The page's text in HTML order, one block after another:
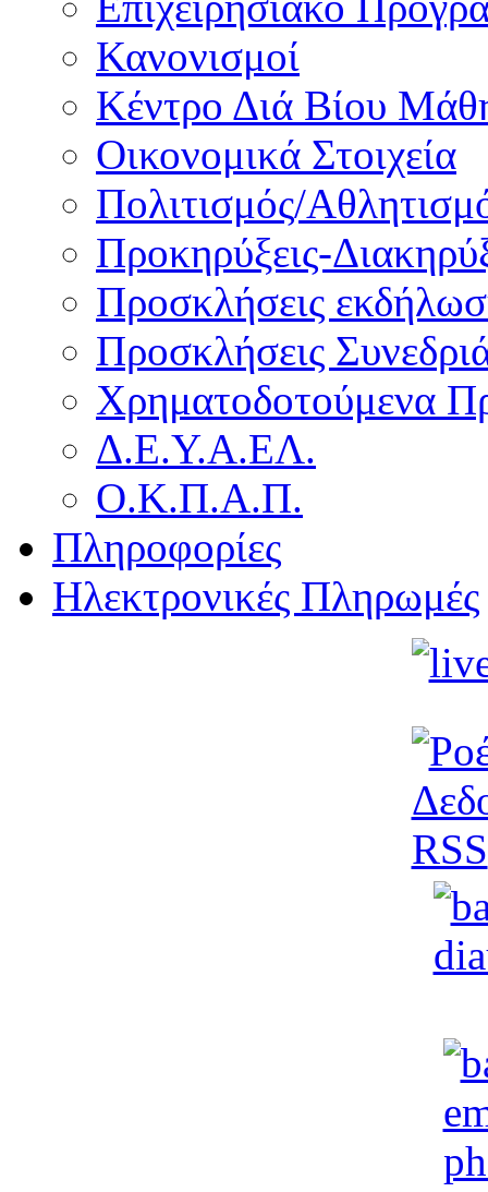
Κανονισμοί
Κέντρο Διά Βίου
Οικονομικά Στοιχεία
Πολιτισμός/
Προκηρύξεις-
Προσκλήσεις
Προσκλήσεις
Χρηματοδοτούμενα
Δ.Ε.Υ.Α.ΕΛ.
Ο.Κ.Π.Α.Π.
Πληροφορίες
Ηλεκτρονικές Πληρωμές